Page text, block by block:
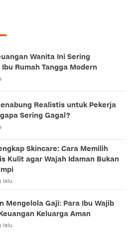
Wanita Ini Sering
Rumah Tangga Modern
Realistis untuk Pekerja
Sering Gagal?
Skincare: Cara Memilih
Kulit agar Wajah Idaman Bukan
lalu
Mengelola Gaji: Para Ibu Wajib
Keluarga Aman
lalu